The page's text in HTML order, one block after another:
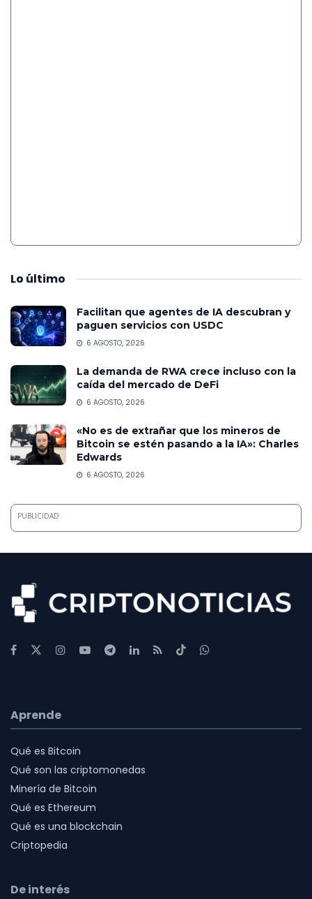
Lo último
Facilitan que agentes de IA descubran y
paguen servicios con USDC
6 AGOSTO, 2026
La demanda de RWA crece incluso con la
caída del mercado de DeFi
6 AGOSTO, 2026
«No es de extrañar que los mineros de
Bitcoin se estén pasando a la IA»: Charles
Edwards
6 AGOSTO, 2026
PUBLICIDAD
Aprende
Qué es Bitcoin
Qué son las criptomonedas
Minería de Bitcoin
Qué es Ethereum
Qué es una blockchain
Criptopedia
De interés